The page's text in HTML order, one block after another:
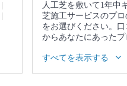
人工芝を敷いて1年中
芝施工サービスのプ
をお選びください。
からあなたにあったプ
▼表示価格に含まれる
囲
すべてを表示する